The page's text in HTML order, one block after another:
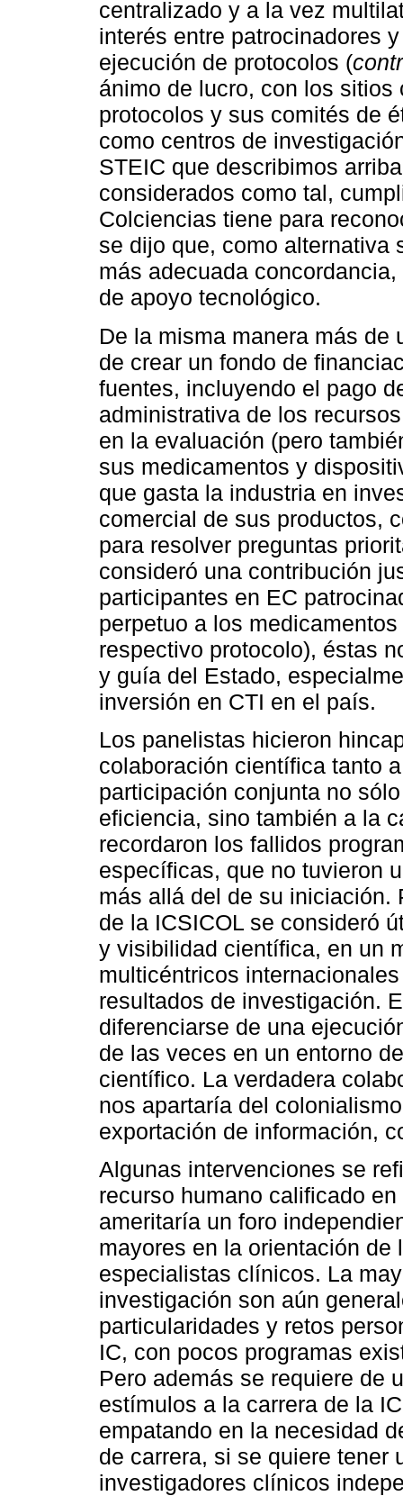
centralizado y a la vez
interés entre patrocinadores
ejecución de protocolos (
ánimo de lucro, con los
protocolos y sus comités de
como centros de
STEIC que describimos
considerados como tal,
Colciencias tiene para
se dijo que, como alternativa
más adecuada
de apoyo tecnológico.
De la misma manera más
de crear un fondo de
fuentes, incluyendo el pago
administrativa de los
en la evaluación (pero
sus medicamentos y
que gasta la industria en
comercial de sus productos,
para resolver preguntas
consideró una contribución
participantes en EC
perpetuo a los
respectivo protocolo), éstas
y guía del Estado,
inversión en CTI en el país.
Los panelistas hicieron
colaboración científica tanto
participación conjunta no
eficiencia, sino también a la
recordaron los fallidos
específicas, que no tuvieron
más allá del de su iniciación.
de la ICSICOL se consideró
y visibilidad científica, en un
multicéntricos
resultados de investigación.
diferenciarse de una
de las veces en un entorno
científico. La verdadera
nos apartaría del
exportación de información,
Algunas intervenciones se
recurso humano calificado
ameritaría un foro
mayores en la orientación de
especialistas clínicos. La
investigación son aún
particularidades y retos
IC, con pocos programas
Pero además se requiere de
estímulos a la carrera de la
empatando en la necesidad
de carrera, si se quiere tener
investigadores clínicos